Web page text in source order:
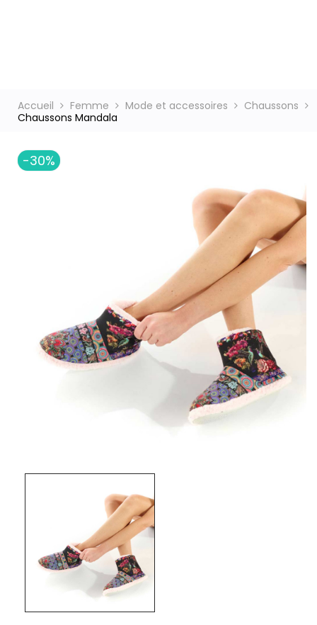
Accueil Femme Mode et accessoires
Chaussons
Chaussons Mandala
-30%